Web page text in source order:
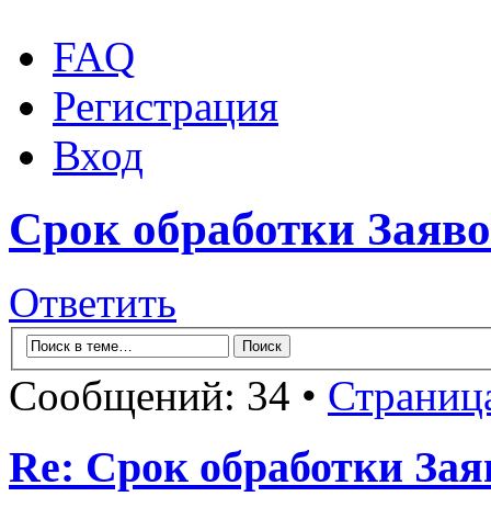
FAQ
Регистрация
Вход
Срок обработки
Ответить
Сообщений: 34 •
Re: Срок обработки